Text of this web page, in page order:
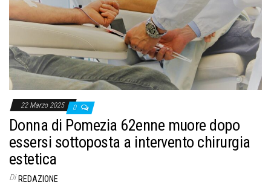
22 Marzo 2025 0
Donna di Pomezia 62enne muore dopo
essersi sottoposta a intervento chirurgia
estetica
Di REDAZIONE